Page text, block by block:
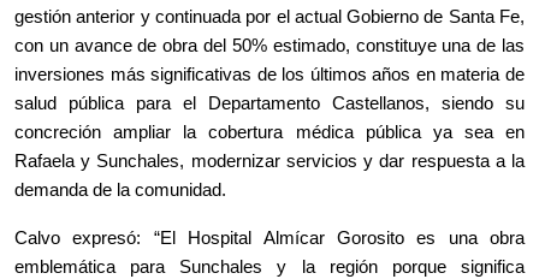
gestión anterior y continuada por el actual Gobierno de Santa Fe,
con un avance de obra del 50% estimado, constituye una de las
inversiones más significativas de los últimos años en materia de
salud pública para el Departamento Castellanos, siendo su
concreción ampliar la cobertura médica pública ya sea en
Rafaela y Sunchales, modernizar servicios y dar respuesta a la
demanda de la comunidad.
Calvo expresó: “El Hospital Almícar Gorosito es una obra
emblemática para Sunchales y la región porque significa